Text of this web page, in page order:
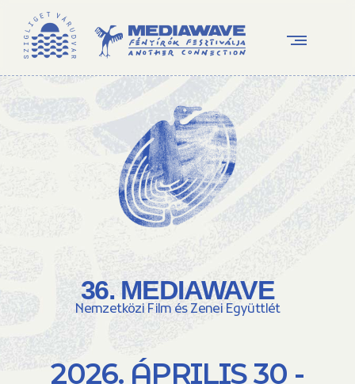
36. MEDIAWAVE
Nemzetközi Film és Zenei Együttlét
2026. ÁPRILIS 30 -